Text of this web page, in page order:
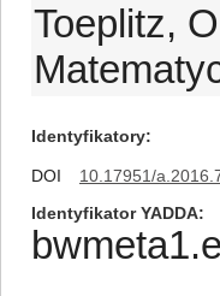
Toeplitz,
Identyfikatory
DOI
10.17951/
Identyfikator YADDA